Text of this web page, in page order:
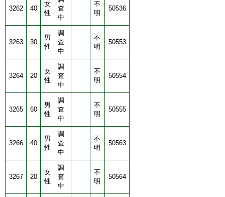
3262 40
女
性
査
中
不
明
50536
3263 30
男
性
調
査
中
不
明
50553
3264 20
女
性
調
査
中
不
明
50554
3265 60
男
性
調
査
中
不
明
50555
3266 40
男
性
調
査
中
不
明
50563
3267 20
女
性
調
査
中
不
明
50564